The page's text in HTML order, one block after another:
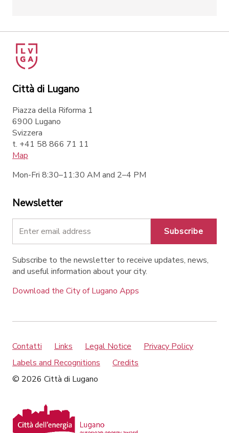
Città di Lugano
Piazza della Riforma 1
6900 Lugano
Svizzera
t. +41 58 866 71 11
Map
Mon-Fri 8:30–11:30 AM and 2–4 PM
Newsletter
Subscribe
Subscribe to the newsletter to receive updates, news,
and useful information about your city.
Download the City of Lugano Apps
Contatti Links Legal Notice
Privacy Policy
Labels and Recognitions
Credits
© 2026 Città di Lugano